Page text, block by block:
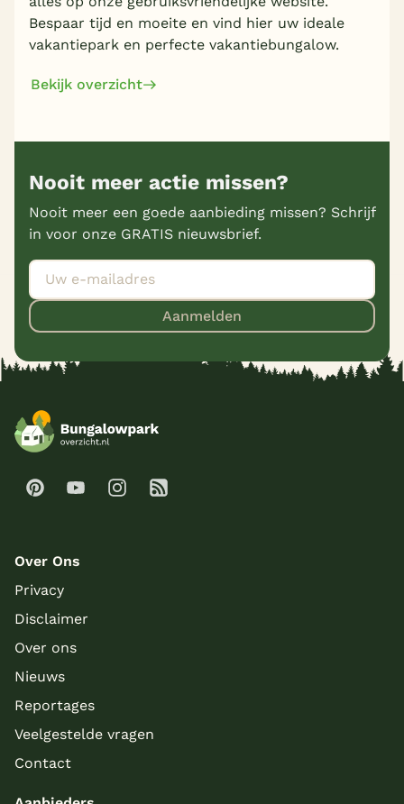
Bespaar tijd en moeite en vind hier uw ideale
vakantiepark en perfecte vakantiebungalow.
Bekijk overzicht
Nooit meer actie missen?
Nooit meer een goede aanbieding missen? Schrijf
in voor onze GRATIS nieuwsbrief.
Aanmelden
Over Ons
Privacy
Disclaimer
Over ons
Nieuws
Reportages
Veelgestelde vragen
Contact